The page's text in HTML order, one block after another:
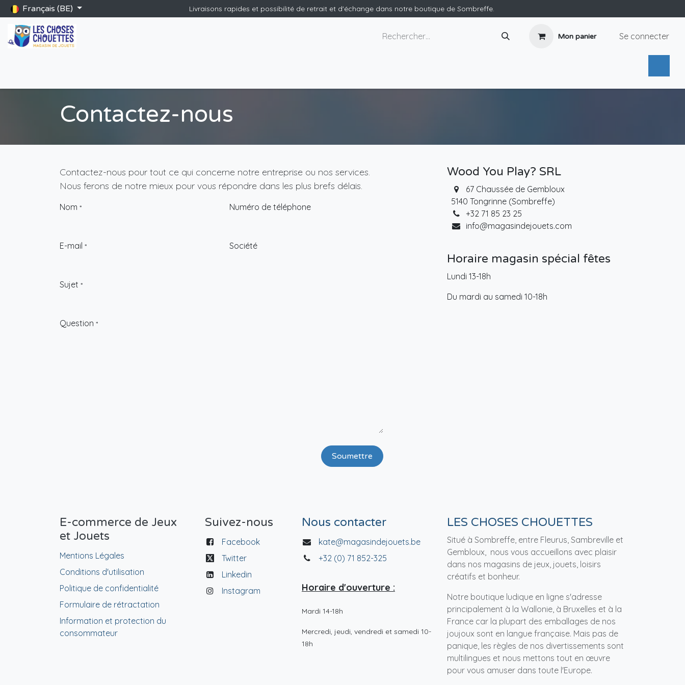
Se rendre au contenu
Français (BE) Livraisons rapides et possibilité de retrait et d'échange dans notre boutique de Sombreffe.
Mon panier Se connecter
Contactez-nous
Contactez-nous pour tout ce qui concerne notre entreprise ou nos services.
Nous ferons de notre mieux pour vous répondre dans les plus brefs délais.
Nom * Numéro de téléphone
E-mail * Société
Sujet *
Question *
Soumettre
Wood You Play? SRL
67 Chaussée de Gembloux
5140 Tongrinne (Sombreffe)
+32 71 85 23 25
info@magasindejouets.com
Horaire magasin spécial fêtes
Lundi 13-18h
Du mardi au samedi 10-18h
E-commerce de Jeux
et Jouets
Mentions Légales
Conditions d'utilisation
Politique de confidentialité
Formulaire de rétractation
Information et protection du
consommateur
Suivez-nous
Facebook
Twitter
Linkedin
Instagram
Nous contacter
kate@magasindejouets.be
+32 (0) 71 852-325
Horaire d'ouverture :
Mardi 14-18h
Mercredi, jeudi, vendredi et samedi 10-
18h
LES CHOSES CHOUETTES
Situé à Sombreffe, entre Fleurus, Sambreville et
Gembloux, nous vous accueillons avec plaisir
dans nos magasins de jeux, jouets, loisirs
créatifs et bonheur.
Notre boutique ludique en ligne s'adresse
principalement à la Wallonie, à Bruxelles et à la
France car la plupart des emballages de nos
joujoux sont en langue française. Mais pas de
panique, les règles de nos divertissements sont
multilingues et nous mettons tout en œuvre
pour vous amuser dans toute l'Europe.